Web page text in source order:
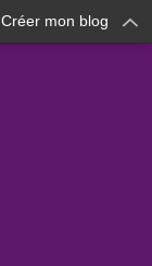
Créer mon blog